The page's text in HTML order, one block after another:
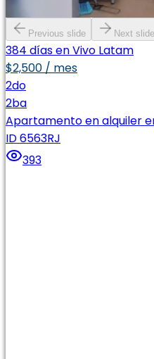
Previous slide Next slide
384 días en Vivo Latam
$2,500 / mes
2do
2ba
Apartamento en alquiler
ID 6563RJ
393